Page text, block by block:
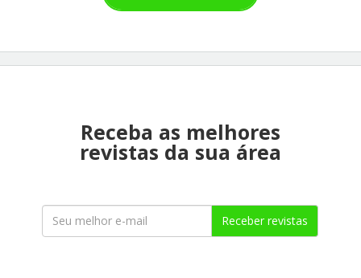
Receba as melhores
revistas da sua área
Receber revistas